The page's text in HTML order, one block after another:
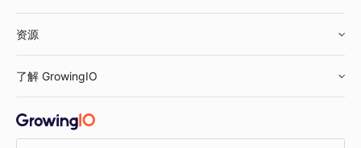
鞋服行业
汽车行业
金融行业
智能运营
获客分析
资源
增长公开课
了解 GrowingIO
关于 GrowingIO